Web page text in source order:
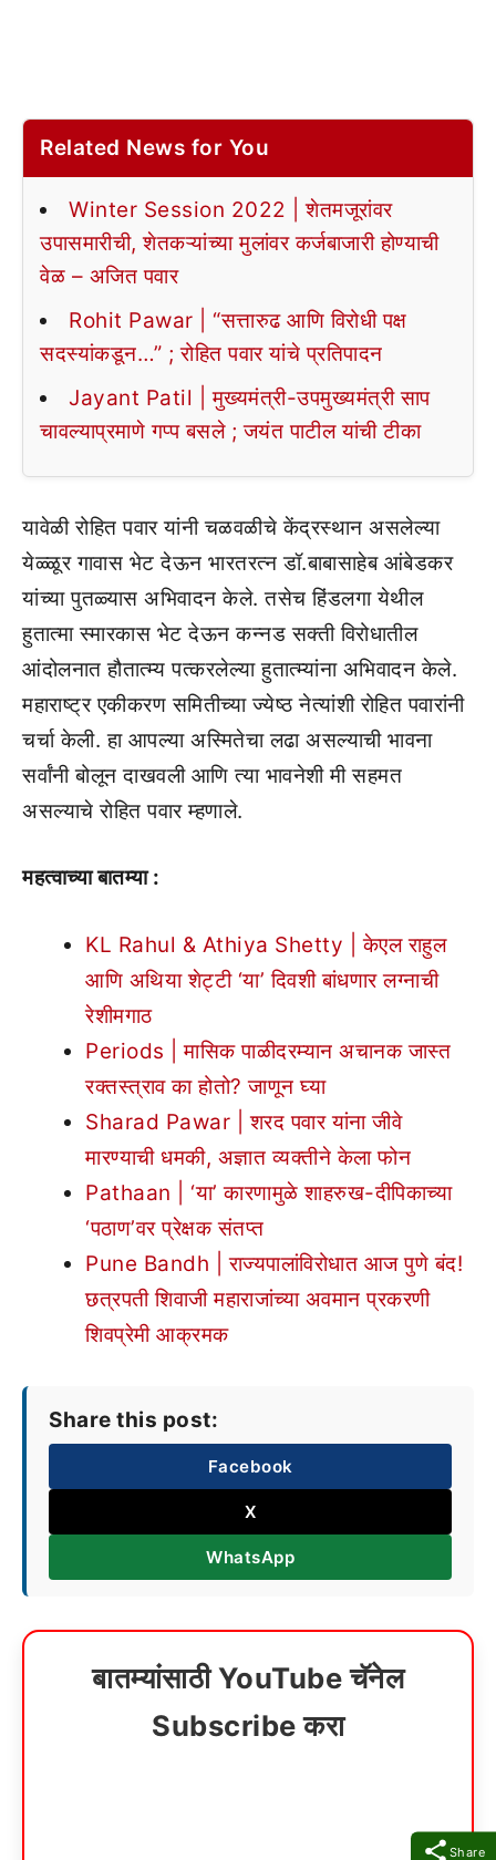
Share
Related News for You
Winter Session 2022 | शेतमजूरांवर
उपासमारीची, शेतकऱ्यांच्या मुलांवर कर्जबाजारी होण्याची
वेळ – अजित पवार
Rohit Pawar | “सत्तारुढ आणि विरोधी पक्ष
सदस्यांकडून…” ; रोहित पवार यांचे प्रतिपादन
Jayant Patil | मुख्यमंत्री-उपमुख्यमंत्री साप
चावल्याप्रमाणे गप्प बसले ; जयंत पाटील यांची टीका
यावेळी रोहित पवार यांनी चळवळीचे केंद्रस्थान असलेल्या
येळ्ळूर गावास भेट देऊन भारतरत्न डॉ.बाबासाहेब आंबेडकर
यांच्या पुतळ्यास अभिवादन केले. तसेच हिंडलगा येथील
हुतात्मा स्मारकास भेट देऊन कन्नड सक्ती विरोधातील
आंदोलनात हौतात्म्य पत्करलेल्या हुतात्म्यांना अभिवादन केले.
महाराष्ट्र एकीकरण समितीच्या ज्येष्ठ नेत्यांशी रोहित पवारांनी
चर्चा केली. हा आपल्या अस्मितेचा लढा असल्याची भावना
सर्वांनी बोलून दाखवली आणि त्या भावनेशी मी सहमत
असल्याचे रोहित पवार म्हणाले.
महत्वाच्या बातम्या :
KL Rahul & Athiya Shetty | केएल राहुल
आणि अथिया शेट्टी ‘या’ दिवशी बांधणार लग्नाची
रेशीमगाठ
Periods | मासिक पाळीदरम्यान अचानक जास्त
रक्तस्त्राव का होतो? जाणून घ्या
Sharad Pawar | शरद पवार यांना जीवे
मारण्याची धमकी, अज्ञात व्यक्तीने केला फोन
Pathaan | ‘या’ कारणामुळे शाहरुख-दीपिकाच्या
‘पठाण’वर प्रेक्षक संतप्त
Pune Bandh | राज्यपालांविरोधात आज पुणे बंद!
छत्रपती शिवाजी महाराजांच्या अवमान प्रकरणी
शिवप्रेमी आक्रमक
Share this post:
Facebook
X
WhatsApp
बातम्यांसाठी YouTube चॅनेल
Subscribe करा